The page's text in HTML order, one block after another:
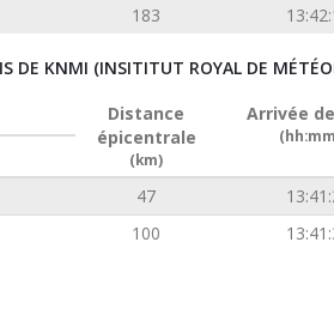
183
DE KNMI (INSITITUT ROYAL DE
Distance
épicentrale
(km)
Arrivée
47
100